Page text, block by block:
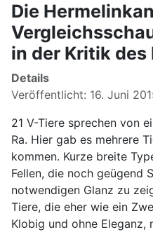
Die
in der Kritik des
Details
Veröffentlicht: 16. Juni
21 V-Tiere sprechen von
Ra. Hier gab es mehrere
kommen. Kurze breite
Fellen, die noch geügend
notwendigen Glanz zu
Tiere, die eher wie ein
Klobig und ohne